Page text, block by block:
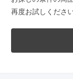
再度お試しください